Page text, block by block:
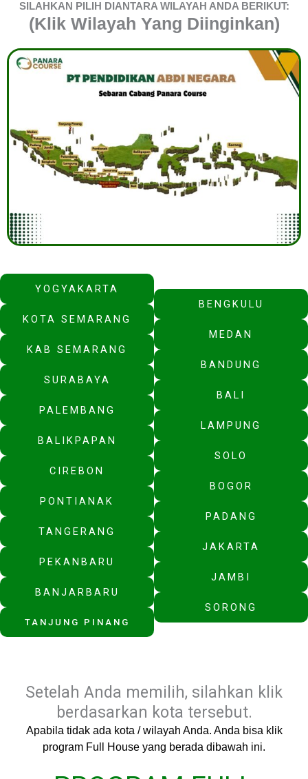
SILAHKAN PILIH DIANTARA WILAYAH ANDA BERIKUT:
(Klik Wilayah Yang Diinginkan)
YOGYAKARTA
KOTA SEMARANG
KAB SEMARANG
SURABAYA
PALEMBANG
BALIKPAPAN
CIREBON
PONTIANAK
TANGERANG
PEKANBARU
BANJARBARU
TANJUNG PINANG
BENGKULU
MEDAN
BANDUNG
BALI
LAMPUNG
SOLO
BOGOR
PADANG
JAKARTA
JAMBI
SORONG
Setelah Anda memilih, silahkan klik
berdasarkan kota tersebut.
Apabila tidak ada kota / wilayah Anda. Anda bisa klik
program Full House yang berada dibawah ini.